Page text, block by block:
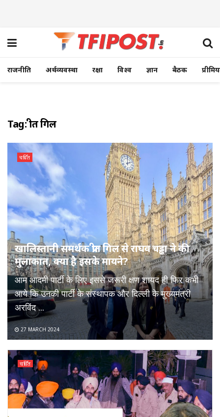
राजनीति अर्थव्यवस्था रक्षा विश्व ज्ञान बैठक
Tag:प्रीत गिल
चर्चित
खालिस्तानी समर्थक प्रीत गिल से राघव चड्ढा ने की
मुलाकात, क्या है इसके मायने?
आम आदमी पार्टी के लिए इससे जरूरी क्षण शायद ही​ फिर कभी
आये कि उनकी पार्टी के संस्थापक और दिल्ली के मुख्यमंत्री
अरविंद ...
27 MARCH 2024
चर्चित